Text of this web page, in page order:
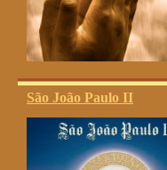
São João Paulo II